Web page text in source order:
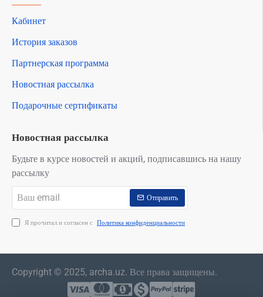
Кабинет
История заказов
Партнерская программа
Новостная рассылка
Подарочные сертификаты
Новостная рассылка
Будьте в курсе новостей и акций, подписавшись на нашу
рассылку
email
Отправить
Я прочитал и согласен с Политика конфиденциальности
Copyright © 2025, archa.uz. Все права защищены.